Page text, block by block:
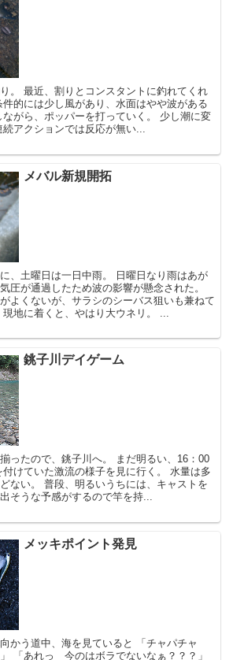
。 最近、割りとコンスタントに釣れてくれ
的には少し風があり、水面はやや波がある
がら、ポッパーを打っていく。 少し潮に変
アクションでは反応が無い...
メバル新規開拓
、土曜日は一日中雨。 日曜日なり雨はあが
圧が通過したため波の影響が懸念された。
よくないが、サラシのシーバス狙いも兼ねて
地に着くと、やはり大ウネリ。 ...
銚子川デイゲーム
ったので、銚子川へ。 まだ明るい、16：00
けていた激流の様子を見に行く。 水量は多
ない。 普段、明るいうちには、キャストを
そうな予感がするので竿を持...
メッキポイント発見
かう道中、海を見ていると 「チャパチャ
「あれっ 今のはボラでないなぁ？？？」